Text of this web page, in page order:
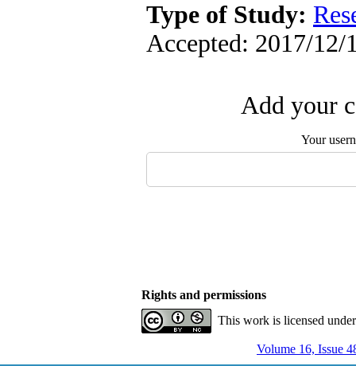
Type of Study:
Accepted: 2017/12/
Add your
Your
Rights and permissions
This work is licensed
Volume 16, Issue